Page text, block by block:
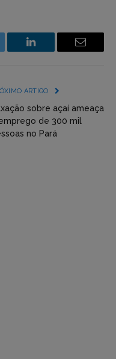
LinkedIn Email
ARTIGO
sobre açaí ameaça
de 300 mil
no Pará